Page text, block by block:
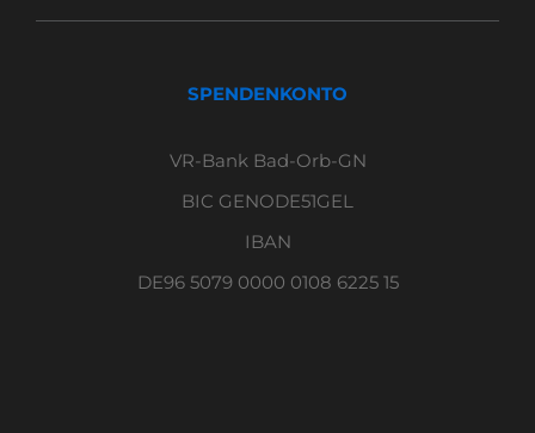
SPENDENKONTO
VR-Bank Bad-Orb-GN
BIC GENODE51GEL
IBAN
DE96 5079 0000 0108 6225 15